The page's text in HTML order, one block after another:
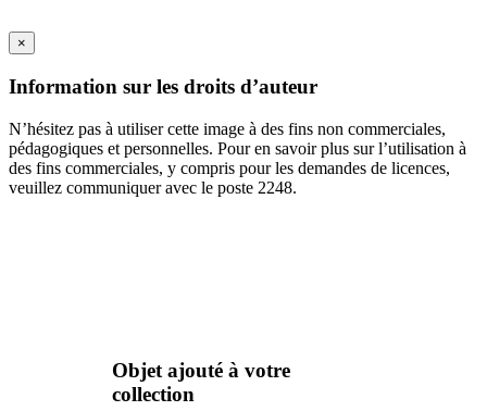
×
Information sur les droits d’auteur
N’hésitez pas à utiliser cette image à des fins non commerciales,
pédagogiques et personnelles. Pour en savoir plus sur l’utilisation à
des fins commerciales, y compris pour les demandes de licences,
veuillez communiquer avec le poste 2248.
Objet ajouté à votre
collection